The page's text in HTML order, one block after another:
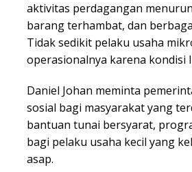
aktivitas perdagangan
barang terhambat, dan
Tidak sedikit pelaku usaha
operasionalnya karena kondisi
Daniel Johan meminta
sosial bagi masyarakat yang
bantuan tunai bersyarat,
bagi pelaku usaha kecil yang
asap.